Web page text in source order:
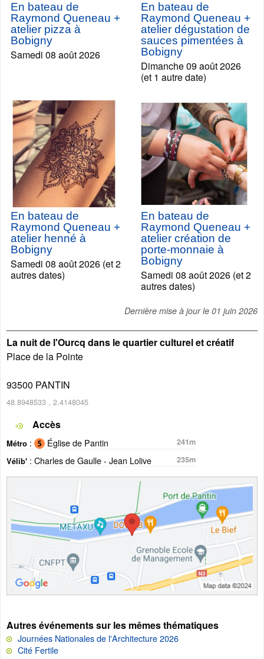
En bateau de
Raymond Queneau +
atelier pizza à
Bobigny
Samedi 08 août 2026
En bateau de
Raymond Queneau +
atelier dégustation de
sauces pimentées à
Bobigny
Dimanche 09 août 2026
(et 1 autre date)
En bateau de
Raymond Queneau +
atelier henné à
Bobigny
Samedi 08 août 2026 (et 2
autres dates)
En bateau de
Raymond Queneau +
atelier création de
porte-monnaie à
Bobigny
Samedi 08 août 2026 (et 2
autres dates)
Dernière mise à jour le 01 juin 2026
La nuit de l'Ourcq dans le quartier culturel et créatif
Place de la Pointe
93500 PANTIN
48.8948533 , 2.4148045
Accès
Métro : Église de Pantin
241m
Vélib' : Charles de Gaulle - Jean Lolive 235m
Autres événements sur les mêmes thématiques
Journées Nationales de l'Architecture 2026
Cité Fertile